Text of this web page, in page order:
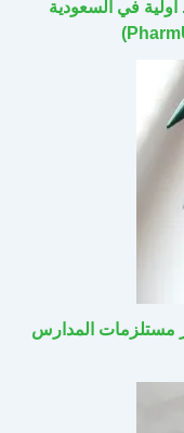
في السعودية
مستلزمات المدارس